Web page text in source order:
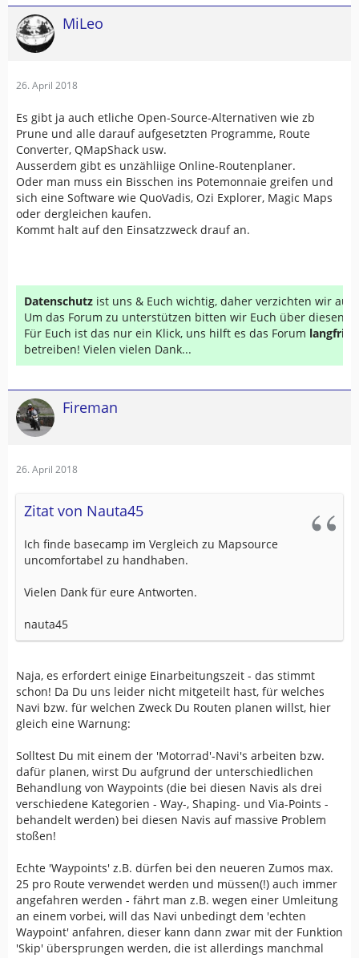
MiLeo
26. April 2018
Es gibt ja auch etliche Open-Source-Alternativen wie zb
Prune und alle darauf aufgesetzten Programme, Route
Converter, QMapShack usw.
Ausserdem gibt es unzähliige Online-Routenplaner.
Oder man muss ein Bisschen ins Potemonnaie greifen und
sich eine Software wie QuoVadis, Ozi Explorer, Magic Maps
oder dergleichen kaufen.
Kommt halt auf den Einsatzzweck drauf an.
Datenschutz ist uns & Euch wichtig, daher verzichten wir auf
Um das Forum zu unterstützen bitten wir Euch über diesen
Für Euch ist das nur ein Klick, uns hilft es das Forum
betreiben! Vielen vielen Dank...
Fireman
26. April 2018
Zitat von Nauta45
Ich finde basecamp im Vergleich zu Mapsource
uncomfortabel zu handhaben.
Vielen Dank für eure Antworten.
nauta45
Naja, es erfordert einige Einarbeitungszeit - das stimmt
schon! Da Du uns leider nicht mitgeteilt hast, für welches
Navi bzw. für welchen Zweck Du Routen planen willst, hier
gleich eine Warnung:
Solltest Du mit einem der 'Motorrad'-Navi's arbeiten bzw.
dafür planen, wirst Du aufgrund der unterschiedlichen
Behandlung von Waypoints (die bei diesen Navis als drei
verschiedene Kategorien - Way-, Shaping- und Via-Points -
behandelt werden) bei diesen Navis auf massive Problem
stoßen!
Echte 'Waypoints' z.B. dürfen bei den neueren Zumos max.
25 pro Route verwendet werden und müssen(!) auch immer
angefahren werden - fährt man z.B. wegen einer Umleitung
an einem vorbei, will das Navi unbedingt dem 'echten
Waypoint' anfahren, dieser kann dann zwar mit der Funktion
'Skip' übersprungen werden, die ist allerdings manchmal